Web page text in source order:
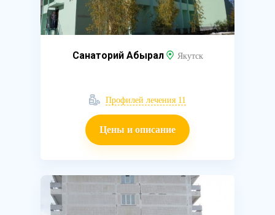
Санаторий Абырал Якутск
Профилей лечения 11
Цены и описание